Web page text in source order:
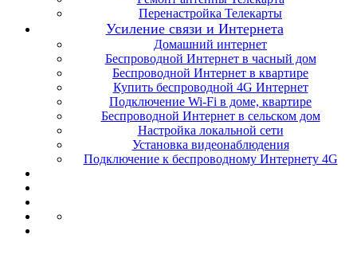
Перенастройка Телекарты
Усиление связи и Интернета
Домашний интернет
Беспроводной Интернет в часный дом
Беспроводной Интернет в квартире
Купить беспроводной 4G Интернет
Подключение Wi-Fi в доме, квартире
Беспроводной Интернет в сельском дом
Настройка локальной сети
Установка видеонаблюдения
Подключение к беспроводному Интернету 4G